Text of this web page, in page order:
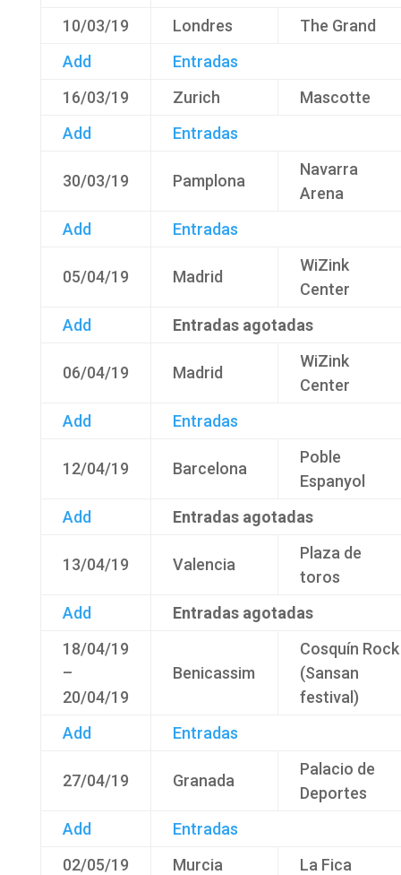
10/03/19
Londres
The Grand
Add
Entradas
16/03/19
Zurich
Mascotte
Add
Entradas
30/03/19 Pamplona
Navarra
Arena
Add
Entradas
05/04/19 Madrid
WiZink
Center
Add
Entradas agotadas
06/04/19 Madrid
WiZink
Center
Add
Entradas
12/04/19 Barcelona
Poble
Espanyol
Add
Entradas agotadas
13/04/19 Valencia
Plaza de
toros
Add
Entradas agotadas
18/04/19
–
20/04/19
Benicassim
Cosquín Rock
(Sansan
festival)
Add
Entradas
27/04/19 Granada
Palacio de
Deportes
Add
Entradas
02/05/19
Murcia La Fica